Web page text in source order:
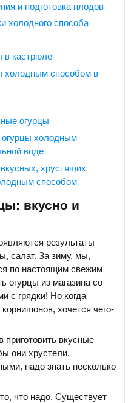
и подготовка плодов
холодного способа
в кастрюле
холодным способом в
огурцы
холодным
воде
хрустящих
способом
вкусно и
результаты
салат. За зиму, мы,
по настоящим свежим
огурцы из магазина со
с грядки! Но когда
хочется чего-
приготовить вкусные
они хрустели,
надо знать несколько
что надо. Существует